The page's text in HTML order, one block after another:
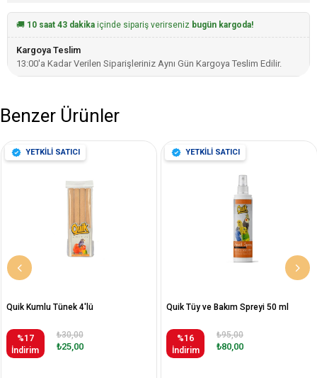
🚚 10 saat 43 dakika içinde sipariş verirseniz bugün kargoda!
Kargoya Teslim
13:00'a Kadar Verilen Siparişleriniz Aynı Gün Kargoya Teslim Edilir.
Benzer Ürünler
Quik Kumlu Tünek 4'lü
%17
İndirim
₺25,00
₺30,00
YETKİLİ SATICI
Quik Tüy ve Bakım Spreyi 50 ml
%16
İndirim
₺80,00
₺95,00
YETKİLİ SATICI